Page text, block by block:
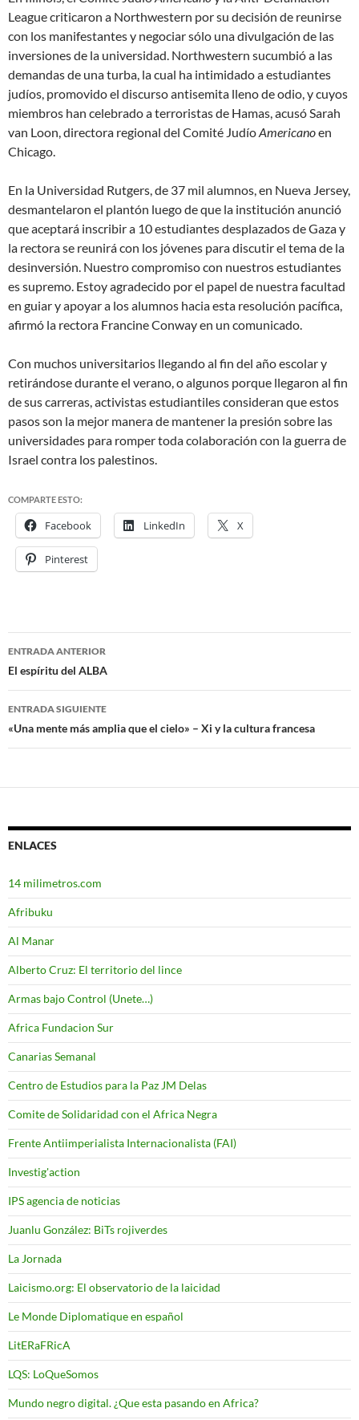
League criticaron a Northwestern por su decisión de reunirse
con los manifestantes y negociar sólo una divulgación de las
inversiones de la universidad. Northwestern sucumbió a las
demandas de una turba, la cual ha intimidado a estudiantes
judíos, promovido el discurso antisemita lleno de odio, y cuyos
miembros han celebrado a terroristas de Hamas , acusó Sarah
van Loon, directora regional del Comité JudíoAmericanoen
Chicago.
En la Universidad Rutgers, de 37 mil alumnos, en Nueva Jersey,
desmantelaron el plantón luego de que la institución anunció
que aceptará inscribir a 10 estudiantes desplazados de Gaza y
la rectora se reunirá con los jóvenes para discutir el tema de la
desinversión. Nuestro compromiso con nuestros estudiantes
es supremo. Estoy agradecido por el papel de nuestra facultad
en guiar y apoyar a los alumnos hacia esta resolución pacífica
afirmó la rectora Francine Conway en un comunicado.
Con muchos universitarios llegando al fin del año escolar y
retirándose durante el verano, o algunos porque llegaron al fin
de sus carreras, activistas estudiantiles consideran que estos
pasos son la mejor manera de mantener la presión sobre las
universidades para romper toda colaboración con la guerra de
Israel contra los palestinos.
COMPARTE ESTO:
Facebook LinkedIn X
Pinterest
Navegación
de
entradas
ENTRADA ANTERIOR
El espíritu del ALBA
ENTRADA SIGUIENTE
«Una mente más amplia que el cielo» – Xi y la cultura francesa
ENLACES
14 milimetros.com
Afribuku
Al Manar
Alberto Cruz: El territorio del lince
Armas bajo Control (Unete…)
Africa Fundacion Sur
Canarias Semanal
Centro de Estudios para la Paz JM Delas
Comite de Solidaridad con el Africa Negra
Frente Antiimperialista Internacionalista (FAI)
Investig'action
IPS agencia de noticias
Juanlu González: BiTs rojiverdes
La Jornada
Laicismo.org: El observatorio de la laicidad
Le Monde Diplomatique en español
LitERaFRicA
LQS: LoQueSomos
Mundo negro digital. ¿Que esta pasando en Africa?